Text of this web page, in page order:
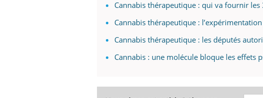
Cannabis thérapeutique : qui va fournir les
Cannabis thérapeutique :
Cannabis thérapeutique : les députés
Cannabis : une molécule bloque les effets